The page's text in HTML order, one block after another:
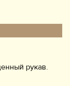
рукав.